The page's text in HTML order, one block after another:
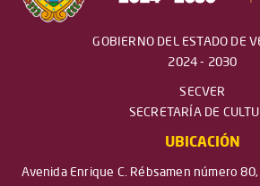
GOBIERNO DEL ESTADO DE
2024 - 2030
SECVER
SECRETARÍA DE
UBICACIÓN
Avenida Enrique C. Rébsamen número